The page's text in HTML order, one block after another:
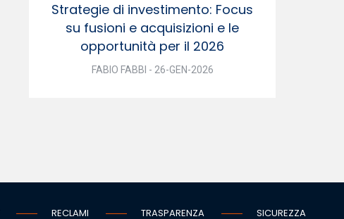
Strategie di investimento: Focus
su fusioni e acquisizioni e le
opportunità per il 2026
FABIO FABBI - 26-GEN-2026
RECLAMI TRASPARENZA SICUREZZA